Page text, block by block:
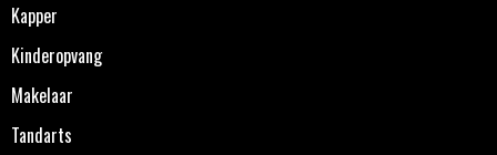
Kapper
Kinderopvang
Makelaar
Tandarts